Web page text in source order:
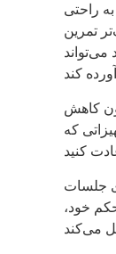
راحتی
تمرین
کاهش
که
جلسات
خود،